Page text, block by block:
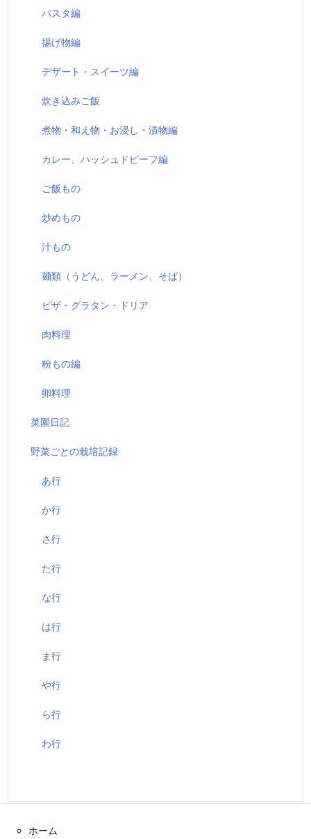
パスタ編
揚げ物編
デザート・スイーツ編
炊き込みご飯
煮物・和え物・お浸し・漬物編
カレー、ハッシュドビーフ編
ご飯もの
炒めもの
汁もの
麺類（うどん、ラーメン、そば）
ピザ・グラタン・ドリア
肉料理
粉もの編
卵料理
菜園日記
野菜ごとの栽培記録
あ行
か行
さ行
た行
な行
は行
ま行
や行
ら行
わ行
ホーム